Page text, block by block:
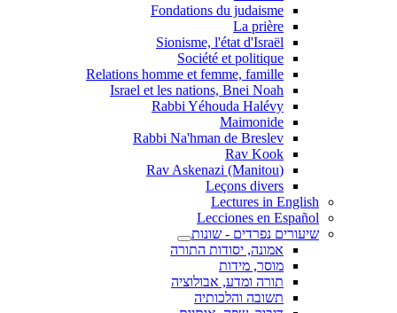
Fondations du judaisme
La prière
Sionisme, l'état d'Israël
Société et politique
Relations homme et femme, famille
Israel et les nations, Bnei Noah
Rabbi Yéhouda Halévy
Maimonide
Rabbi Na'hman de Breslev
Rav Kook
(Rav Askenazi (Manitou
Leçons divers
Lectures in English
Lecciones en Español
שיעורים נפרדים - שונות
אמונה, יסודות התורה
מוסר, מידות
תורה ומדע, אבולוציה
תשובה והלכותיה